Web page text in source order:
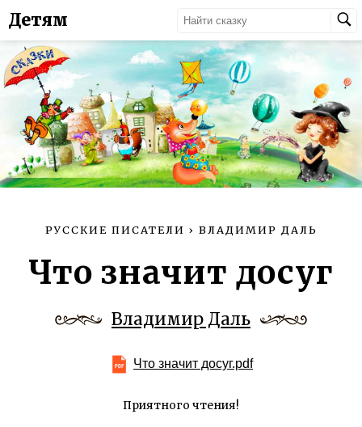
Детям
РУССКИЕ ПИСАТЕЛИ › ВЛАДИМИР ДАЛЬ
Что значит досуг
Владимир Даль
Что значит досуг.pdf
Приятного чтения!